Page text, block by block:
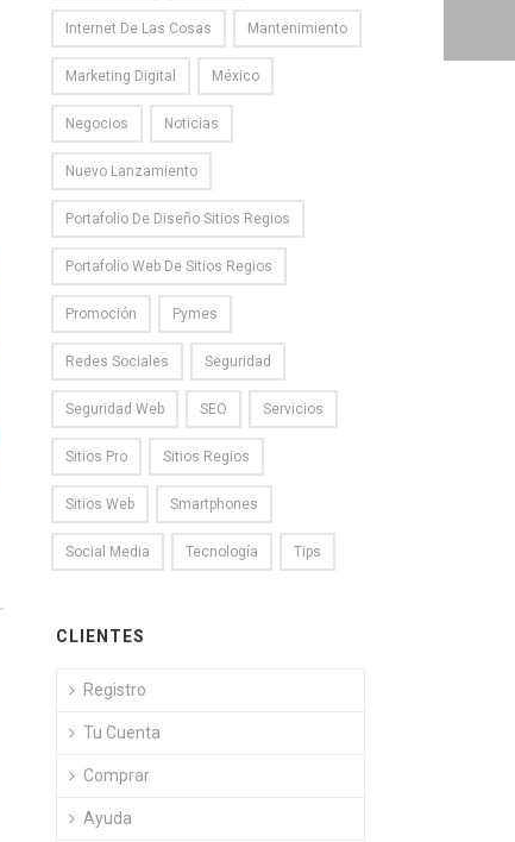
Internet De Las Cosas Mantenimiento
Marketing Digital México
Negocios Noticias
Nuevo Lanzamiento
Portafolio De Diseño Sitios Regios
Portafolio Web De Sitios Regios
Promoción Pymes
Redes Sociales Seguridad
Seguridad Web SEO Servicios
Sitios Pro Sitios Regios
Sitios Web Smartphones
Social Media Tecnología Tips
CLIENTES
Registro
Tu Cuenta
Comprar
Ayuda